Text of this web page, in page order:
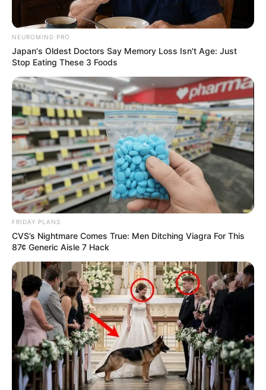
NEUROMIND PRO
Japan's Oldest Doctors Say Memory Loss Isn't Age: Just
Stop Eating These 3 Foods
FRIDAY PLANS
CVS’s Nightmare Comes True: Men Ditching Viagra For This
87¢ Generic Aisle 7 Hack